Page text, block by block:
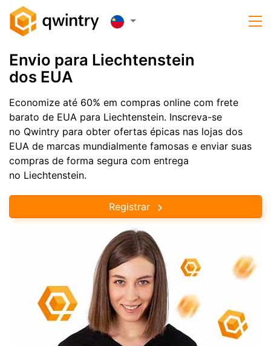
Envio para Liechtenstein
dos EUA
Economize até 60% em compras online com frete
barato de EUA para Liechtenstein. Inscreva-se
no Qwintry para obter ofertas épicas nas lojas dos
EUA de marcas mundialmente famosas e enviar suas
compras de forma segura com entrega
no Liechtenstein.
Registrar